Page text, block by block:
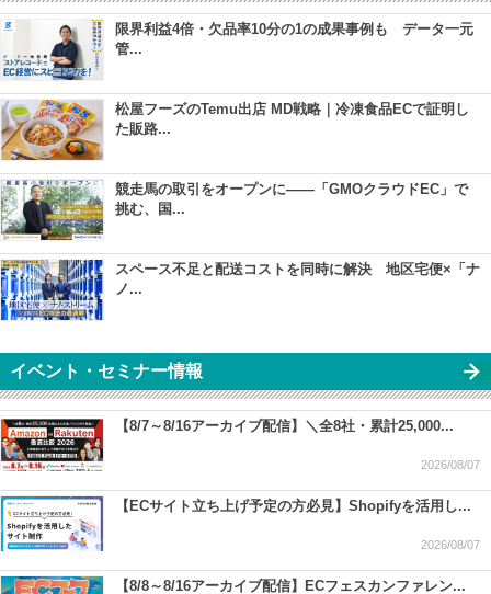
限界利益4倍・欠品率10分の1の成果事例も データ一元
管...
松屋フーズのTemu出店 MD戦略｜冷凍食品ECで証明し
た販路...
競走馬の取引をオープンに――「GMOクラウドEC」で
挑む、国...
スペース不足と配送コストを同時に解決 地区宅便×「ナ
ノ...
イベント・セミナー情報
【8/7～8/16アーカイブ配信】＼全8社・累計25,000...
2026/08/07
【ECサイト立ち上げ予定の方必見】Shopifyを活用し...
2026/08/07
【8/8～8/16アーカイブ配信】ECフェスカンファレン...